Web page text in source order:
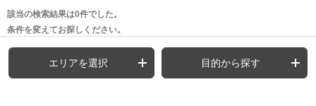
該当の検索結果は0件でした。
条件を変えてお探しください。
エリアを選択 目的から探す